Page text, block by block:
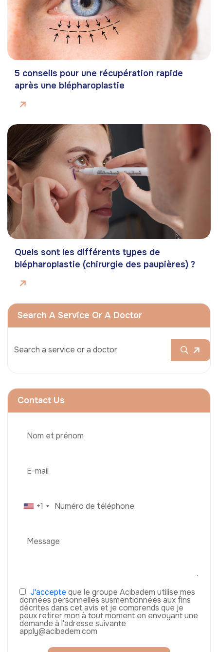
5 conseils pour une récupération rapide
après une blépharoplastie
Quels sont les différents types de
blépharoplastie (chirurgie des paupières) ?
Search A Service Or A Doctor
Contact Us
+1
J'accepte que le groupe Acıbadem utilise mes
données personnelles susmentionnées aux fins
décrites dans cet avis et je comprends que je
peux retirer mon à tout moment en envoyant une
demande à l'adresse suivante
apply@acibadem.com